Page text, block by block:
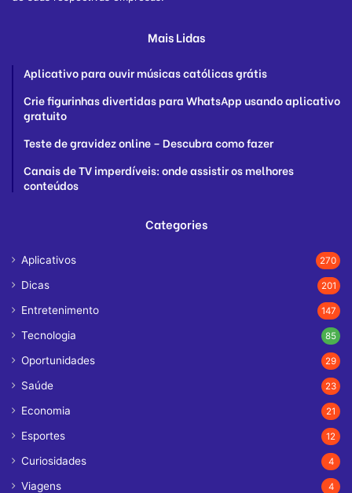
Mais Lidas
Aplicativo para ouvir músicas católicas grátis
Crie figurinhas divertidas para WhatsApp usando aplicativo
gratuito
Teste de gravidez online – Descubra como fazer
Canais de TV imperdíveis: onde assistir os melhores
conteúdos
Categories
Aplicativos 270
Dicas 201
Entretenimento 147
Tecnologia 85
Oportunidades 29
Saúde 23
Economia 21
Esportes 12
Curiosidades 4
Viagens 4